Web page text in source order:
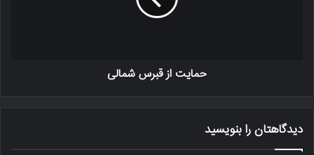
حمایت از قبرس شمالی
دیدگاهتان را بنویسید